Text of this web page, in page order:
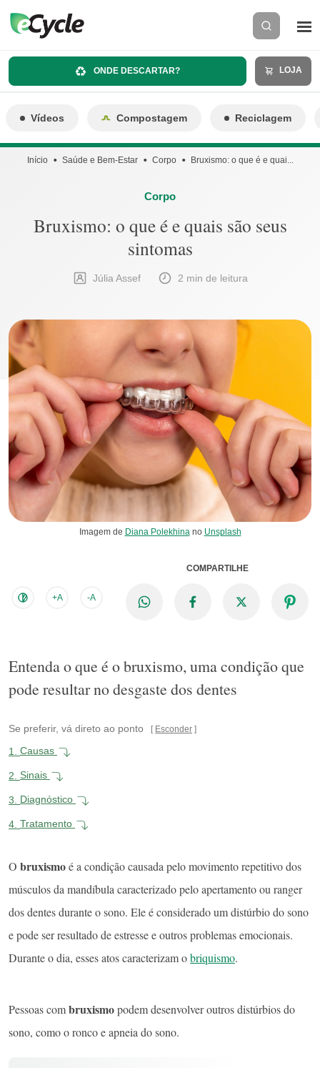
ONDE DESCARTAR? LOJA
Vídeos Compostagem Reciclagem
Início Saúde e Bem-Estar Corpo Bruxismo: o que é e quai...
Corpo
Bruxismo: o que é e quais são seus
sintomas
Júlia Assef 2 min de leitura
Imagem de Diana Polekhina no Unsplash
+A -A
COMPARTILHE
Entenda o que é o bruxismo, uma condição que
pode resultar no desgaste dos dentes
Se preferir, vá direto ao ponto Esconder
1. Causas
2. Sinais
3. Diagnóstico
4. Tratamento
O bruxismoé a condição causada pelo movimento repetitivo dos
músculos da mandíbula caracterizado pelo apertamento ou ranger
dos dentes durante o sono. Ele é considerado um distúrbio do sono
e pode ser resultado de estresse e outros problemas emocionais.
Durante o dia, esses atos caracterizam obriquismo.
Pessoas combruxismopodem desenvolver outros distúrbios do
sono, como o ronco e apneia do sono.